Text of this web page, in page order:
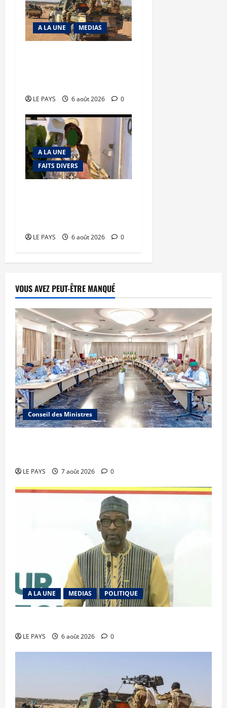
A LA UNE MEDIAS
LE PAYS 6 août 2026 0
A LA UNE
FAITS DIVERS
LE PAYS 6 août 2026 0
VOUS AVEZ PEUT-ÊTRE MANQUÉ
Conseil des Ministres
LE PAYS 7 août 2026 0
A LA UNE MEDIAS POLITIQUE
LE PAYS 6 août 2026 0